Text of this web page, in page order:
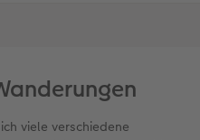
viele verschiedene